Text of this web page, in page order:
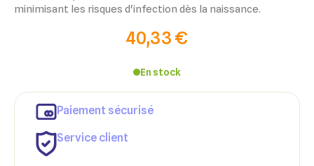
minimisant les risques d'infection dès la naissance.
40,33 €
En stock
Paiement sécurisé
Service client
Ajouter à ma liste d'envies
Créer une liste d'envies
Connexion
Vous devez être connecté pour ajouter des produits à votre